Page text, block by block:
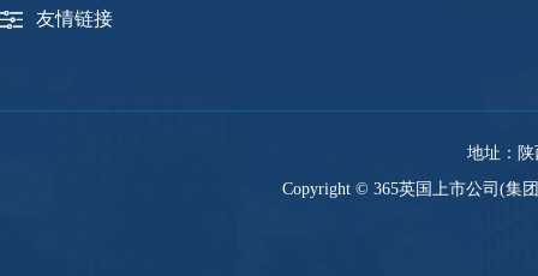
友情链接
地址：陕
Copyright © 365英国上市公司(集